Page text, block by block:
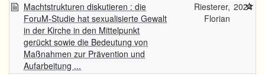
Machtstrukturen diskutieren : die
ForuM-Studie hat sexualisierte Gewalt
in der Kirche in den Mittelpunkt
gerückt sowie die Bedeutung von
Maßnahmen zur Prävention und
Aufarbeitung ...
Riesterer,
Florian
2024